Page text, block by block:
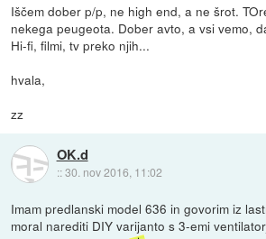
Iščem dober p/p, ne high end, a ne šrot.
nekega peugeota. Dober avto, a vsi vemo,
Hi-fi, filmi, tv preko njih...
hvala,
zz
OK.d
::30. nov 2016, 11:02
Imam predlanski model 636 in govorim iz
moral narediti DIY varijanto s 3-emi